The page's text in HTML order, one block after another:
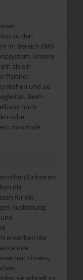
zu den
im Bereich EMS
Unsere
als ein
Partner
stehen und sie
Beim
noch
maximale
Einheiten
die
für die
Ausbildung
erwerben die
Fitness,
sie schnell zu